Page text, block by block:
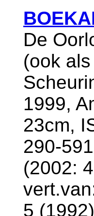
De
(ook
1999,
23cm,
290-
(2002:
5